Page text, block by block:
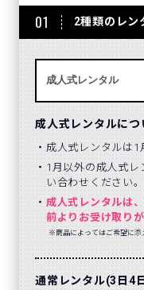
01 2種類のレン
成人式レンタルにつ
成人式レンタルは1
1月以外の成人式レ
い合わせください。
成人式レンタルは
前よりお受け取り
※商品によってはご希望に添
通常レンタル(3日4